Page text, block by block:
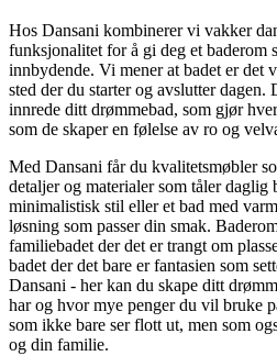
Hos Dansani kombinerer vi vakker
funksjonalitet for å gi deg et baderom
innbydende. Vi mener at badet er det
sted der du starter og avslutter
innrede ditt drømmebad, som gjør
som de skaper en følelse av ro og
Med Dansani får du kvalitetsmøbler
detaljer og materialer som tåler daglig
minimalistisk stil eller et bad med
løsning som passer din smak.
familiebadet der det er trangt om
badet der det bare er fantasien som
Dansani - her kan du skape ditt
har og hvor mye penger du vil bruke
som ikke bare ser flott ut, men som
og din familie.